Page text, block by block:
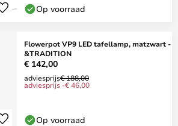
Op voorraad
Flowerpot VP9 LED tafellamp, matzwart -
&TRADITION
€ 142,00
adviesprijs€ 188,00
adviesprijs -€ 46,00
Op voorraad